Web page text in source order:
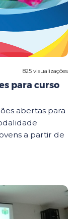
825 visualizações
para curso
abertas para
a partir de